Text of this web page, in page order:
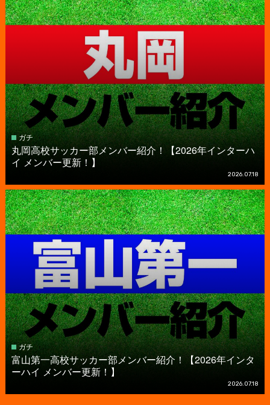
ガチ
丸岡高校サッカー部メンバー紹介！【2026年インターハ
イ メンバー更新！】
2026.07.18
ガチ
富山第一高校サッカー部メンバー紹介！【2026年インタ
ーハイ メンバー更新！】
2026.07.18